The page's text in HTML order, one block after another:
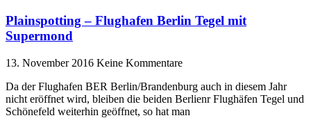
Plainspotting – Flughafen Berlin Tegel mit
Supermond
13. November 2016 Keine Kommentare
Da der Flughafen BER Berlin/Brandenburg auch in diesem Jahr
nicht eröffnet wird, bleiben die beiden Berlienr Flughäfen Tegel und
Schönefeld weiterhin geöffnet, so hat man